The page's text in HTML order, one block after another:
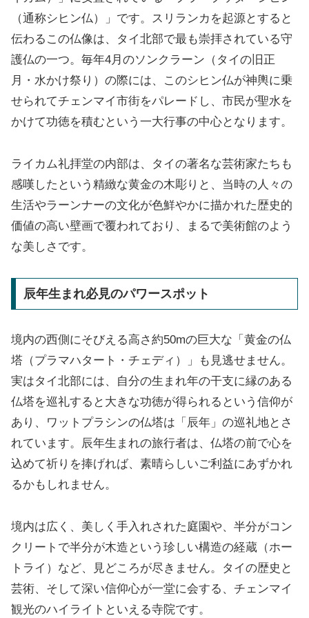
（通称シヒン仏）」です。スリランカを起源とすると
伝わるこの仏像は、タイ北部で最も崇拝されている守
護仏の一つ。毎年4月のソンクラーン（タイの旧正
月・水かけ祭り）の際には、このシヒン仏が神輿に乗
せられてチェンマイ市街をパレードし、市民が聖水を
かけて功徳を積むという一大行事の中心となります。
ライカム礼拝堂の内部は、タイの著名な芸術家たちも
感嘆したという精緻な黄金の木彫りと、当時の人々の
生活やラーンナーの文化が色鮮やかに描かれた歴史的
価値の高い壁画で覆われており、まるで美術館のよう
な美しさです。
辰年生まれ必見のパワースポット
境内の西側にそびえる高さ約50mの巨大な「黄金の仏
塔（プラマハタート・チェディ）」も見逃せません。
実はタイ北部には、自分の生まれ年の干支に縁のある
仏塔を巡礼すると大きな功徳が得られるという信仰が
あり、ワットプラシンの仏塔は「辰年」の巡礼地とさ
れています。辰年生まれの旅行者は、仏塔の前で心を
込めて祈りを捧げれば、素晴らしいご利益にあずかれ
るかもしれません。
境内は広く、美しく手入れされた庭園や、半分がコン
クリートで半分が木造という珍しい構造の経蔵（ホー
トライ）など、見どころが尽きません。タイの歴史と
芸術、そして深い信仰心が一堂に会する、チェンマイ
観光のハイライトといえる寺院です。